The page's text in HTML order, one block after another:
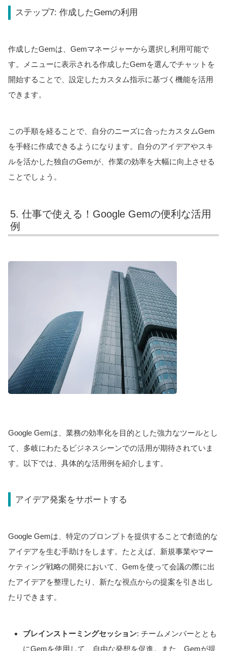
ステップ7: 作成したGemの利用
作成したGemは、Gemマネージャーから選択し利用可能で
す。メニューに表示される作成したGemを選んでチャットを
開始することで、設定したカスタム指示に基づく機能を活用
できます。
この手順を経ることで、自分のニーズに合ったカスタムGem
を手軽に作成できるようになります。自分のアイデアやスキ
ルを活かした独自のGemが、作業の効率を大幅に向上させる
ことでしょう。
5. 仕事で使える！Google Gemの便利な活用
例
Google Gemは、業務の効率化を目的とした強力なツールとし
て、多岐にわたるビジネスシーンでの活用が期待されていま
す。以下では、具体的な活用例を紹介します。
アイデア発案をサポートする
Google Gemは、特定のプロンプトを提供することで創造的な
アイデアを生む手助けをします。たとえば、新規事業やマー
ケティング戦略の開発において、Gemを使って会議の際に出
たアイデアを整理したり、新たな視点からの提案を引き出し
たりできます。
ブレインストーミングセッション: チームメンバーととも
にGemを使用して、自由な発想を促進。また、Gemが提